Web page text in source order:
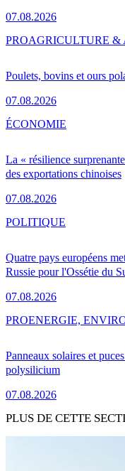
07.08.2026
Poulets, bovins et ours
07.08.2026
PROAGRICULTURE &
La « résilience
des exportations chinoises
07.08.2026
ÉCONOMIE
Quatre pays européens
Russie pour l'Ossétie du
07.08.2026
POLITIQUE
Panneaux solaires et
polysilicium
07.08.2026
PROENERGIE,
PLUS DE CETTE